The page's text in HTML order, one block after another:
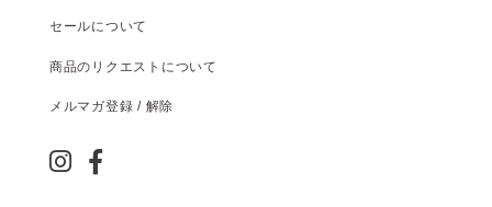
セールについて
商品のリクエストについて
メルマガ登録 / 解除